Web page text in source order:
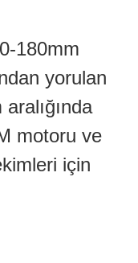
180mm
yorulan
motoru ve
için